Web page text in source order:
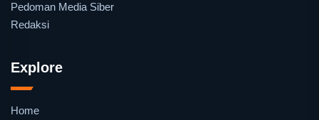
Pedoman Media Siber
Redaksi
Explore
Home